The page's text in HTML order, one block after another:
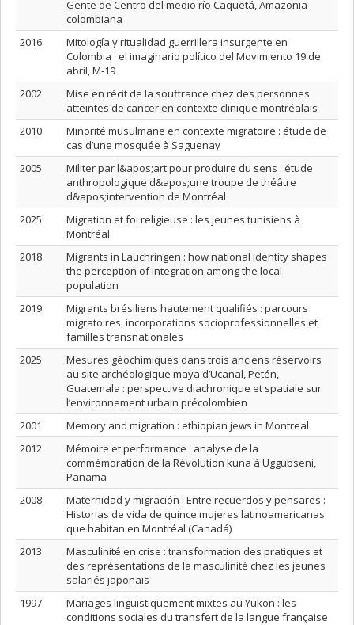
Gente de Centro del medio río Caquetá, Amazonia
colombiana
2016
Mitología y ritualidad guerrillera insurgente en
Colombia : el imaginario político del Movimiento 19 de
abril, M-19
2002
Mise en récit de la souffrance chez des personnes
atteintes de cancer en contexte clinique montréalais
2010
Minorité musulmane en contexte migratoire : étude de
cas d’une mosquée à Saguenay
2005
Militer par l&apos;art pour produire du sens : étude
anthropologique d&apos;une troupe de théâtre
d&apos;intervention de Montréal
2025
Migration et foi religieuse : les jeunes tunisiens à
Montréal
2018
Migrants in Lauchringen : how national identity shapes
the perception of integration among the local
population
2019
Migrants brésiliens hautement qualifiés : parcours
migratoires, incorporations socioprofessionnelles et
familles transnationales
2025
Mesures géochimiques dans trois anciens réservoirs
au site archéologique maya d’Ucanal, Petén,
Guatemala : perspective diachronique et spatiale sur
l’environnement urbain précolombien
2001
Memory and migration : ethiopian jews in Montreal
2012
Mémoire et performance : analyse de la
commémoration de la Révolution kuna à Uggubseni,
Panama
2008
Maternidad y migración : Entre recuerdos y pensares :
Historias de vida de quince mujeres latinoamericanas
que habitan en Montréal (Canadá)
2013
Masculinité en crise : transformation des pratiques et
des représentations de la masculinité chez les jeunes
salariés japonais
1997
Mariages linguistiquement mixtes au Yukon : les
conditions sociales du transfert de la langue française